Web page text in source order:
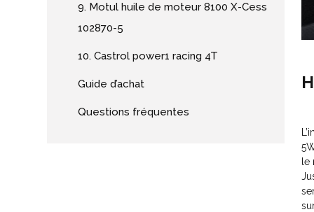
9. Motul huile de moteur 8100 X-Cess
102870-5
10. Castrol power1 racing 4T
Guide d’achat
Questions fréquentes
le